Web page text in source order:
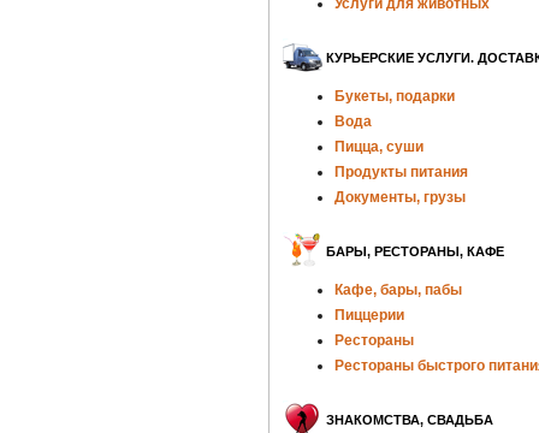
Услуги для животных
КУРЬЕРСКИЕ УСЛУГИ.
Букеты, подарки
Вода
Пицца, суши
Продукты питания
Документы, грузы
БАРЫ, РЕСТОРАНЫ, КАФЕ
Кафе, бары, пабы
Пиццерии
Рестораны
Рестораны быстрого
ЗНАКОМСТВА, СВАДЬБА